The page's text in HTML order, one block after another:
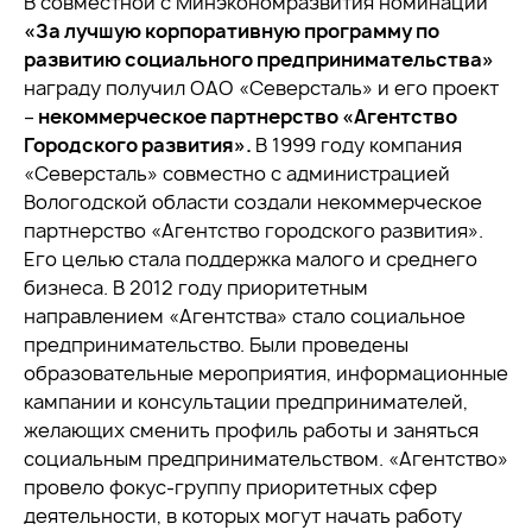
«За лучшую корпоративную программу по
развитию социального предпринимательства»
награду получил ОАО «Северсталь» и его проект
– некоммерческое партнерство «Агентство
Городского развития». В 1999 году компания
«Северсталь» совместно с администрацией
Вологодской области создали некоммерческое
партнерство «Агентство городского развития».
Его целью стала поддержка малого и среднего
бизнеса. В 2012 году приоритетным
направлением «Агентства» стало социальное
предпринимательство. Были проведены
образовательные мероприятия, информационные
кампании и консультации предпринимателей,
желающих сменить профиль работы и заняться
социальным предпринимательством. «Агентство»
провело фокус-группу приоритетных сфер
деятельности, в которых могут начать работу